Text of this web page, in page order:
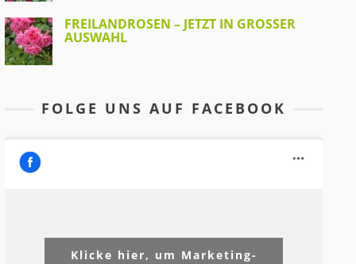
FREILANDROSEN – JETZT IN GROSSER A
USWAHL
FOLGE UNS AUF FACEBOOK
Klicke hier, um Marketing-